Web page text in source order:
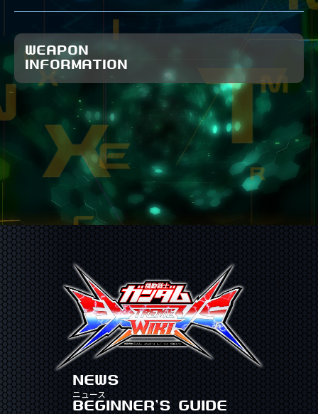
WEAPON
INFORMATION
NEWS
ニュース
BEGINNER'S GUIDE